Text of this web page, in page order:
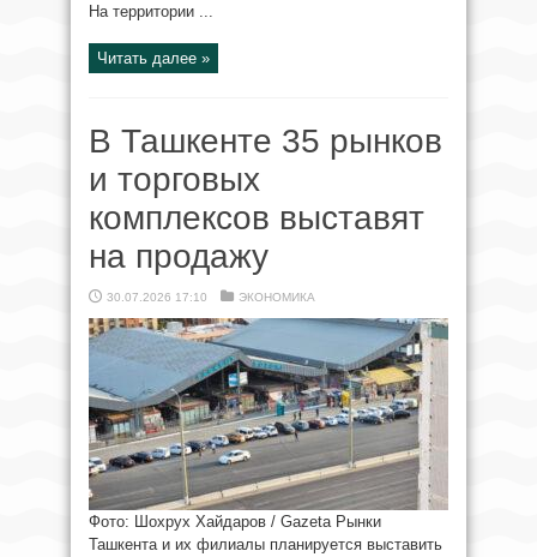
На территории ...
Читать далее »
В Ташкенте 35 рынков
и торговых
комплексов выставят
на продажу
30.07.2026 17:10 ЭКОНОМИКА
Фото: Шохрух Хайдаров / Gazeta Рынки
Ташкента и их филиалы планируется выставить